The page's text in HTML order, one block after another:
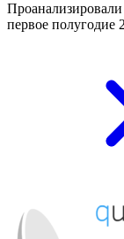
Проанализировали
первое полугодие